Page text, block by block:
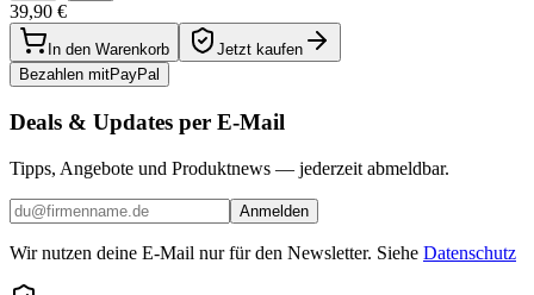
39,90 €
In den Warenkorb
Jetzt kaufen
Bezahlen mitPayPal
Deals & Updates per E-Mail
Tipps, Angebote und Produktnews — jederzeit abmeldbar.
Anmelden
Wir nutzen deine E-Mail nur für den Newsletter. Siehe Datenschutz